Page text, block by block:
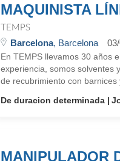
MAQUINISTA
TEMPS
Barcelona, Barcelona
En TEMPS llevamos 30 años
experiencia, somos solventes
de recubrimiento con
De duracion determinada
MANIPULADOR